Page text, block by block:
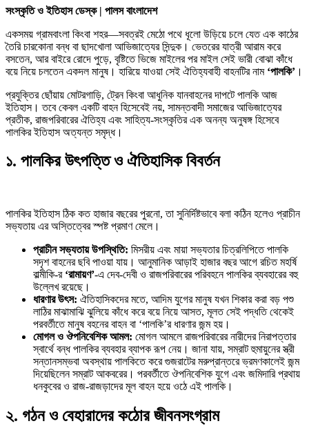
পূর্ব ইউরোপ বনাম তুরস্ক: শত…
পৃথিবীতে বর্তমানে মোট দেশের সংখ্যা…
এশিয়ান সেঞ্চুরির দ্বৈরথ: চীন-ভারতের বৈশ্বিক…
বিশেষ ইন-ডেপ্থ রিপোর্ট: ক্রীড়া উৎসবে…
সংস্কৃতি ও ইতিহাস ডেস্ক | পালস বাংলাদেশ
একসময় গ্রামবাংলা কিংবা শহর—সবত্রই মেঠো পথে ধূলো উড়িয়ে চলে যেত এক কাঠের
তৈরি চারকোনা বন্ধ বা ছাদখোলা আভিজাত্যের সিন্দুক। ভেতরের যাত্রী আরাম করে
বসতেন, আর বাইরে রোদে পুড়ে, বৃষ্টিতে ভিজে মাইলের পর মাইল সেই ভারী বোঝা কাঁধে
বয়ে নিয়ে চলতেন একদল মানুষ। হারিয়ে যাওয়া সেই ঐতিহ্যবাহী বাহনটির নাম ‘পালকি’ ।
প্রযুক্তির ছোঁয়ায় মোটরগাড়ি, ট্রেন কিংবা আধুনিক যানবাহনের দাপটে পালকি আজ
ইতিহাস। তবে কেবল একটি বাহন হিসেবেই নয়, সামন্তবাদী সমাজের আভিজাত্যের
প্রতীক, রাজপরিবারের ঐতিহ্য এবং সাহিত্য-সংস্কৃতির এক অনন্য অনুষঙ্গ হিসেবে
পালকির ইতিহাস অত্যন্ত সমৃদ্ধ।
১. পালকির উৎপত্তি ও ঐতিহাসিক বিবর্তন
পালকির ইতিহাস ঠিক কত হাজার বছরের পুরনো, তা সুনির্দিষ্টভাবে বলা কঠিন হলেও প্রাচীন
সভ্যতায় এর অস্তিত্বের স্পষ্ট প্রমাণ মেলে।
প্রাচীন সভ্যতায় উপস্থিতি: মিসরীয় এবং মায়া সভ্যতার চিত্রলিপিতে পালকি
সদৃশ বাহনের ছবি পাওয়া যায়। আনুমানিক আড়াই হাজার বছর আগে রচিত মহর্ষি
বাল্মীকি-র ‘রামায়ণ’-এ দেব-দেবী ও রাজপরিবারের পরিবহনে পালকির ব্যবহারের বহু
উল্লেখ রয়েছে।
ধারণার উৎস: ঐতিহাসিকদের মতে, আদিম যুগের মানুষ যখন শিকার করা বড় পশু
লাঠির মাঝামাঝি ঝুলিয়ে কাঁধে করে বয়ে নিয়ে আসত, মূলত সেই পদ্ধতি থেকেই
পরবর্তীতে মানুষ বহনের বাহন বা ‘পালকি’র ধারণার জন্ম হয়।
মোগল ও ঔপনিবেশিক আমল: মোগল আমলে রাজপরিবারের নারীদের নিরাপত্তার
স্বার্থে বন্ধ পালকির ব্যবহার ব্যাপক রূপ নেয়। জানা যায়, সম্রাট হুমায়ুনের স্ত্রী
সন্তানসম্ভবা অবস্থায় পালকিতে করে গুজরাটের মরুপ্রান্তরে ভ্রমণকালেই জন্ম
দিয়েছিলেন সম্রাট আকবরের। পরবর্তীতে ঔপনিবেশিক যুগে এবং জমিদারি প্রথায়
ধনকুবের ও রাজ-রাজড়াদের মূল বাহন হয়ে ওঠে এই পালকি।
২. গঠন ও বেহারাদের কঠোর জীবনসংগ্রাম